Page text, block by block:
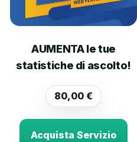
AUMENTA le tue
statistiche di ascolto!
80,00 €
Acquista Servizio